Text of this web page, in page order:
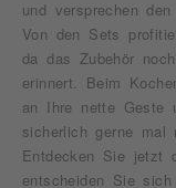
und versprechen den
Von den Sets
da das Zubehör
erinnert. Beim
an Ihre nette Geste
sicherlich gerne mal
Entdecken Sie jetzt
entscheiden Sie